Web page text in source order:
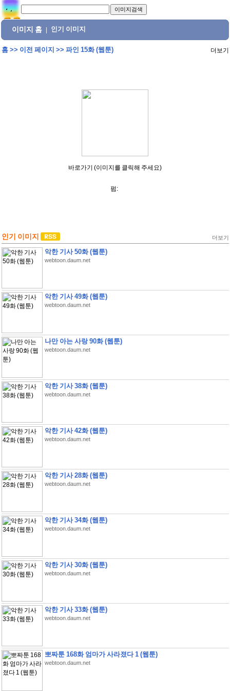
이미지 홈 인기 이미지
홈>> 이전 페이지 >> 파인 15화 (웹툰) 더보기
바로가기 (이미지를 클릭해 주세요)
펌:
인기 이미지 더보기
악한 기사 50화 (웹툰)
webtoon.daum.net
악한 기사 49화 (웹툰)
webtoon.daum.net
나만 아는 사랑 90화 (웹툰)
webtoon.daum.net
악한 기사 38화 (웹툰)
webtoon.daum.net
악한 기사 42화 (웹툰)
webtoon.daum.net
악한 기사 28화 (웹툰)
webtoon.daum.net
악한 기사 34화 (웹툰)
webtoon.daum.net
악한 기사 30화 (웹툰)
webtoon.daum.net
악한 기사 33화 (웹툰)
webtoon.daum.net
뽀짜툰 168화 엄마가 사라졌다 1 (웹툰)
webtoon.daum.net